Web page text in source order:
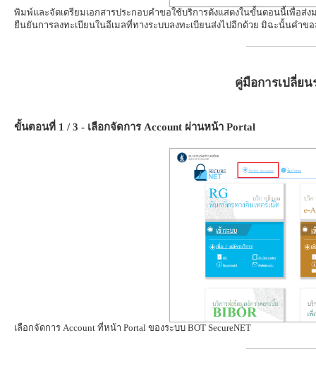
พิมพ์และจัดเตรียมเอกสารประกอบคำขอใช้บริการดังแสดงในขั้นตอนนี้เพื่อส่
ยืนยันการลงทะเบียนในอีเมลที่ทางระบบลงทะเบียนส่งไปอีกด้วย มิฉะนั้นคำข
คู่มือการเปลี่ย
ขั้นตอนที่ 1 / 3 - เลือกจัดการ Account ผ่านหน้า Portal
เลือกจัดการ Account ที่หน้า Portal ของระบบ BOT SecureNET